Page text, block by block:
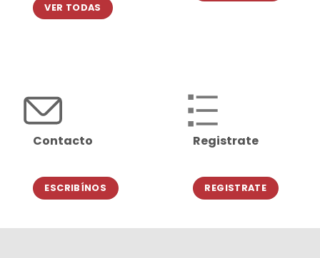
VER TODAS
Contacto
ESCRIBÍNOS
Registrate
REGISTRATE